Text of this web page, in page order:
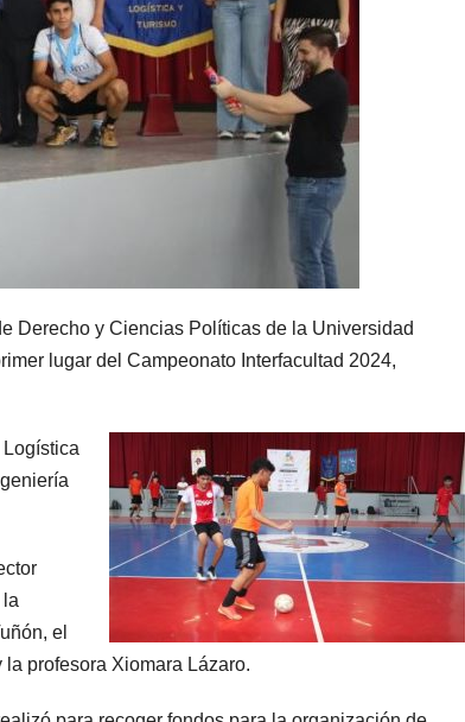
Derecho y Ciencias Políticas de la Universidad
lugar del Campeonato Interfacultad 2024,
el
profesora Xiomara Lázaro.